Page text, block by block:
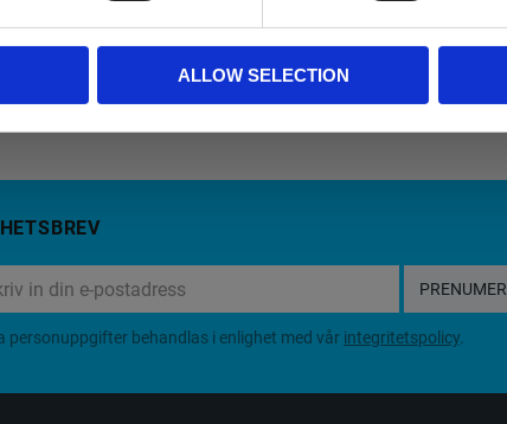
ALLOW SELECTION
x360;ENVY 13,17;ENVY
G8;ProBook x360;Spectre Folio
personuppgifter behandlas i enlighet med vår integritetspolicy.